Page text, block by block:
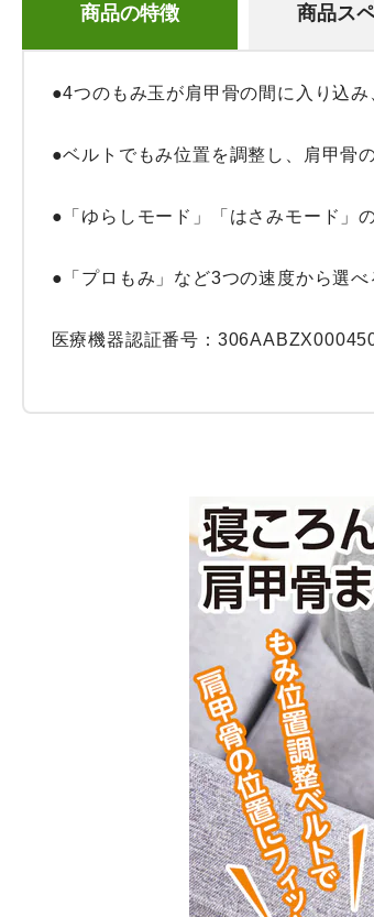
商品の特徴 商品ス
●4つのもみ玉が肩甲骨の間に入り込
●ベルトでもみ位置を調整し、肩甲骨
●「ゆらしモード」「はさみモード」
●「プロもみ」など3つの速度から選べ
医療機器認証番号：